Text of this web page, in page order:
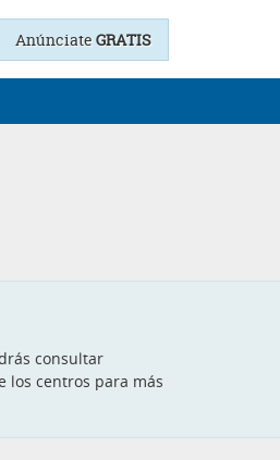
AnúnciateGRATIS
consultar
los centros para más